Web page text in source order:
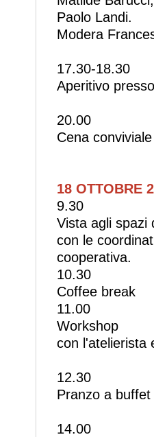
Paolo Landi.
Modera
17.30-18.30
Aperitivo
20.00
Cena conviviale
18 OTTOBRE
9.30
Vista agli spazi
con le
cooperativa.
10.30
Coffee break
11.00
Workshop
con l'atelierista
12.30
Pranzo a
14.00